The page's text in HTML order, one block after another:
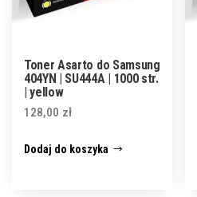
Toner Asarto do Samsung
404YN | SU444A | 1000 str.
| yellow
128,00 zł
Dodaj do koszyka